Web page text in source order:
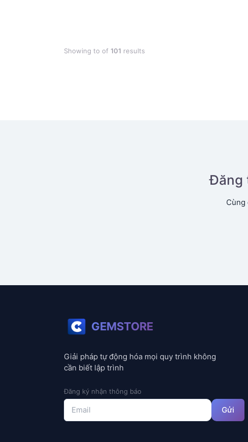
Showing to of 101 results
Đăng
Cùng
GEMSTORE
Giải pháp tự động hóa mọi quy trình không
cần biết lập trình
Đăng ký nhận thông báo
Gửi